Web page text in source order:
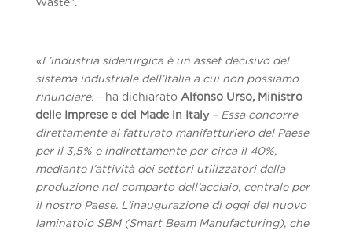
Waste”.
«L’industria siderurgica è un asset decisivo del
sistema industriale dell’Italia a cui non possiamo
rinunciare. – ha dichiarato Alfonso Urso, Ministro
delle Imprese e del Made in Italy– Essa concorre
direttamente al fatturato manifatturiero del Paese
per il 3,5% e indirettamente per circa il 40%,
mediante l’attività dei settori utilizzatori della
produzione nel comparto dell’acciaio, centrale per
il nostro Paese. L’inaugurazione di oggi del nuovo
laminatoio SBM (Smart Beam Manufacturing), che